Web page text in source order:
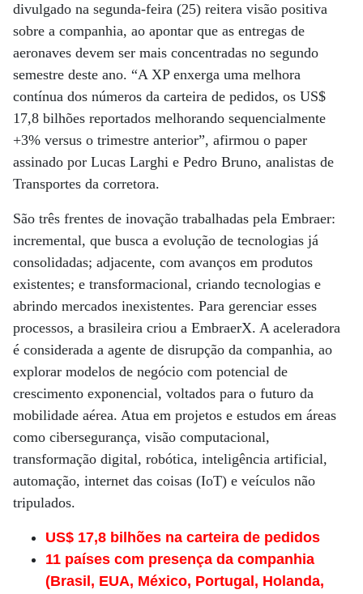
divulgado na segunda-feira (25) reitera visão positiva
sobre a companhia, ao apontar que as entregas de
aeronaves devem ser mais concentradas no segundo
semestre deste ano. “A XP enxerga uma melhora
contínua dos números da carteira de pedidos, os US$
17,8 bilhões reportados melhorando sequencialmente
+3% versus o trimestre anterior”, afirmou o paper
assinado por Lucas Larghi e Pedro Bruno, analistas de
Transportes da corretora.
São três frentes de inovação trabalhadas pela Embraer:
incremental, que busca a evolução de tecnologias já
consolidadas; adjacente, com avanços em produtos
existentes; e transformacional, criando tecnologias e
abrindo mercados inexistentes. Para gerenciar esses
processos, a brasileira criou a EmbraerX. A aceleradora
é considerada a agente de disrupção da companhia, ao
explorar modelos de negócio com potencial de
crescimento exponencial, voltados para o futuro da
mobilidade aérea. Atua em projetos e estudos em áreas
como cibersegurança, visão computacional,
transformação digital, robótica, inteligência artificial,
automação, internet das coisas (IoT) e veículos não
tripulados.
US$ 17,8 bilhões na carteira de pedidos
11 países com presença da companhia
(Brasil, EUA, México, Portugal, Holanda,